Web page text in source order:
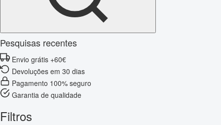
Pesquisas recentes
Envio grátis +60€
Devoluções em 30 dias
Pagamento 100% seguro
Garantia de qualidade
Filtros